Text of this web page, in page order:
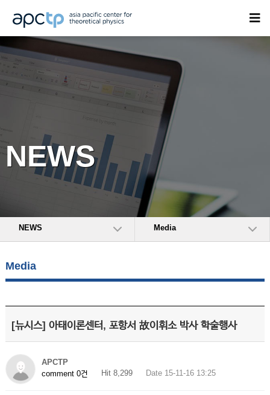
NEWS
NEWS Media
Media
[뉴시스] 아태이론센터, 포항서 故이휘소 박사 학술행사
APCTP
comment 0건
Hit 8,299 Date 15-11-16 13:25